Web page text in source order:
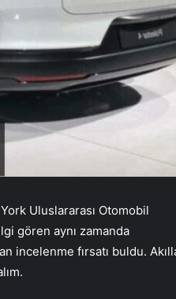
Uluslararası Otomobil
gören aynı zamanda
incelenme fırsatı buldu.